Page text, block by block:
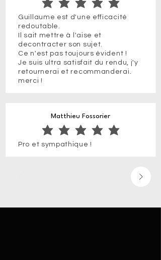
la note moyenne est 5 sur 5
Guillaume est d'une efficacité
redoutable.
Il sait mettre à l'aise et
decontracter son sujet.
Ce n'est pas toujours évident !
Je suis ultra satisfait du rendu, j'y
retournerai et recommanderai.
merci !
Matthieu Fossorier
la note moyenne est 5 sur 5
Pro et sympathique !